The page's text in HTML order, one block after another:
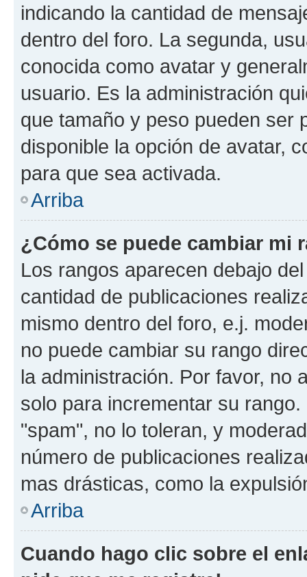
indicando la cantidad de
dentro del foro. La segunda,
conocida como avatar y
usuario. Es la administración
que tamaño y peso pueden ser
disponible la opción de avatar,
para que sea activada.
Arriba
¿Cómo se puede cambiar mi
Los rangos aparecen debajo
cantidad de publicaciones
mismo dentro del foro, e.j.
no puede cambiar su rango
la administración. Por favor, no
solo para incrementar su
"spam", no lo toleran, y
número de publicaciones
mas drásticas, como la
Arriba
Cuando hago clic sobre el